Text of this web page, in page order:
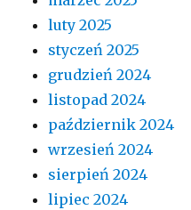
luty 2025
styczeń 2025
grudzień 2024
listopad 2024
październik 2024
wrzesień 2024
sierpień 2024
lipiec 2024